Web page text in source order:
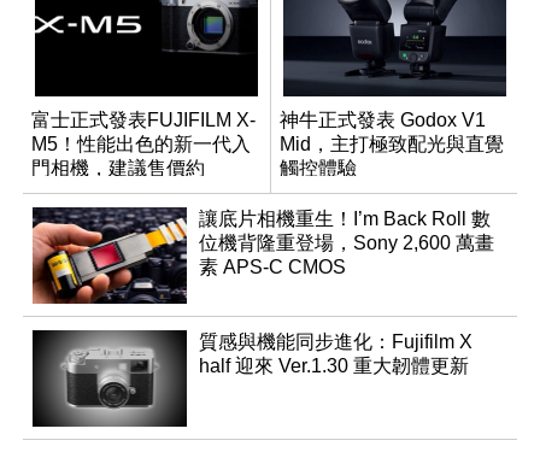
富士正式發表FUJIFILM X-
M5！性能出色的新一代入
門相機，建議售價約
NT$26,000
神牛正式發表 Godox V1
Mid，主打極致配光與直覺
觸控體驗
讓底片相機重生！I’m Back Roll 數
位機背隆重登場，Sony 2,600 萬畫
素 APS-C CMOS
質感與機能同步進化：Fujifilm X
half 迎來 Ver.1.30 重大韌體更新